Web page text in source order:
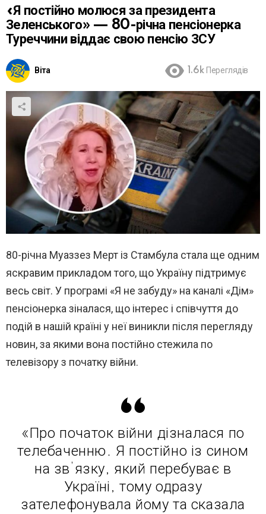
«Я постійно молюся за президента
Зеленського» — 80-річна пенсіонерка
Туреччини віддає свою пенсію ЗСУ
Віта 1.6k Переглядів
80-річна Муаззез Мерт із Стамбула стала ще одним
яскравим прикладом того, що Україну підтримує
весь світ. У програмі «Я не забуду» на каналі «Дім»
пенсіонерка зіналася, що інтерес і співчуття до
подій в нашій країні у неї виникли після перегляду
новин, за якими вона постійно стежила по
телевізору з початку війни.
«Про початок війни дізналася по
телебаченню. Я постійно із сином
на зв’язку, який перебуває в
Україні, тому одразу
зателефонувала йому та сказала